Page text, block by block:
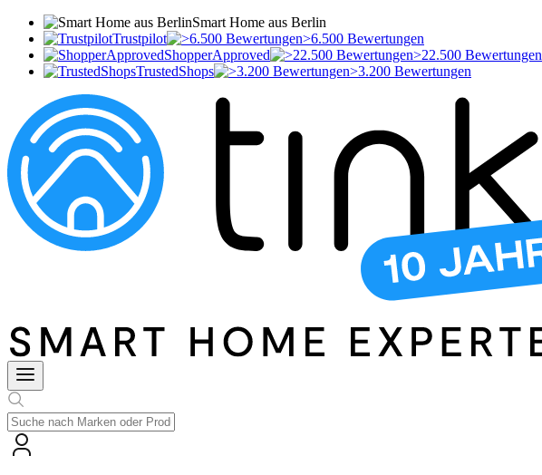
Smart Home aus Berlin
Trustpilot
>6.500 Bewertungen
ShopperApproved
>22.500 Bewertungen
TrustedShops
>3.200 Bewertungen